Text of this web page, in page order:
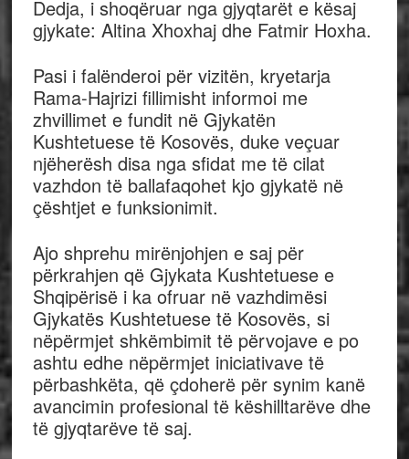
Dedja, i shoqëruar nga gjyqtarët e kësaj
gjykate: Altina Xhoxhaj dhe Fatmir Hoxha.
Pasi i falënderoi për vizitën, kryetarja
Rama-Hajrizi fillimisht informoi me
zhvillimet e fundit në Gjykatën
Kushtetuese të Kosovës, duke veçuar
njëherësh disa nga sfidat me të cilat
vazhdon të ballafaqohet kjo gjykatë në
çështjet e funksionimit.
Ajo shprehu mirënjohjen e saj për
përkrahjen që Gjykata Kushtetuese e
Shqipërisë i ka ofruar në vazhdimësi
Gjykatës Kushtetuese të Kosovës, si
nëpërmjet shkëmbimit të përvojave e po
ashtu edhe nëpërmjet iniciativave të
përbashkëta, që çdoherë për synim kanë
avancimin profesional të këshilltarëve dhe
të gjyqtarëve të saj.